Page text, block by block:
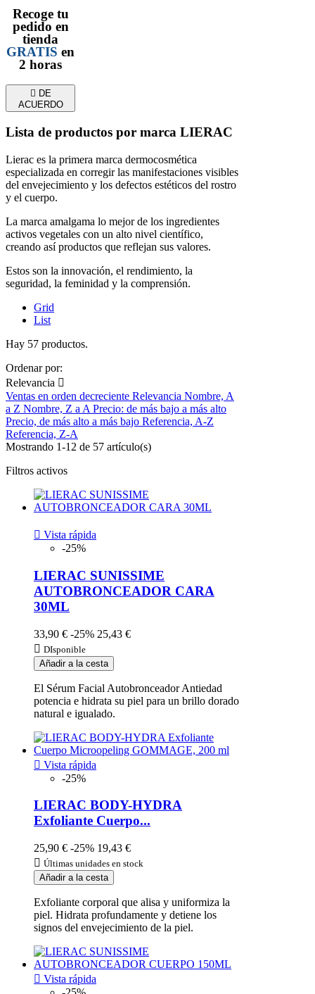
Recoge tu
pedido en
tienda
GRATIS en
2 horas

ACUERDO
Lista de productos por marca LIERAC
Lierac es la primera marca dermocosmética
especializada en corregir las manifestaciones visibles
del envejecimiento y los defectos estéticos del rostro
y el cuerpo.
La marca amalgama lo mejor de los ingredientes
activos vegetales con un alto nivel científico,
creando así productos que reflejan sus valores.
Estos son la innovación, el rendimiento, la
seguridad, la feminidad y la comprensión.
Grid
List
Hay 57 productos.
Ordenar por:
Relevancia 
Ventas en orden decreciente Relevancia Nombre, A
a Z Nombre, Z a A Precio: de más bajo a más alto
Precio, de más alto a más bajo Referencia, A-Z
Referencia, Z-A
Mostrando 1-12 de 57 artículo(s)
Filtros activos
 Vista rápida
-25%
LIERAC SUNISSIME
AUTOBRONCEADOR CARA
30ML
33,90 € -25% 25,43 €
 DIsponible
Añadir a la cesta
El Sérum Facial Autobronceador Antiedad
potencia e hidrata su piel para un brillo dorado
natural e igualado.
 Vista rápida
-25%
LIERAC BODY-HYDRA
Exfoliante Cuerpo...
25,90 € -25% 19,43 €
 Últimas unidades en stock
Añadir a la cesta
Exfoliante corporal que alisa y uniformiza la
piel. Hidrata profundamente y detiene los
signos del envejecimiento de la piel.
 Vista rápida